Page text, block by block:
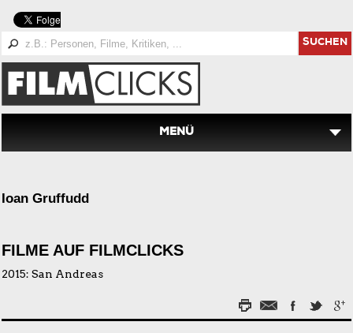
SUCHEN
MENÜ
Ioan Gruffudd
FILME AUF FILMCLICKS
2015: San Andreas